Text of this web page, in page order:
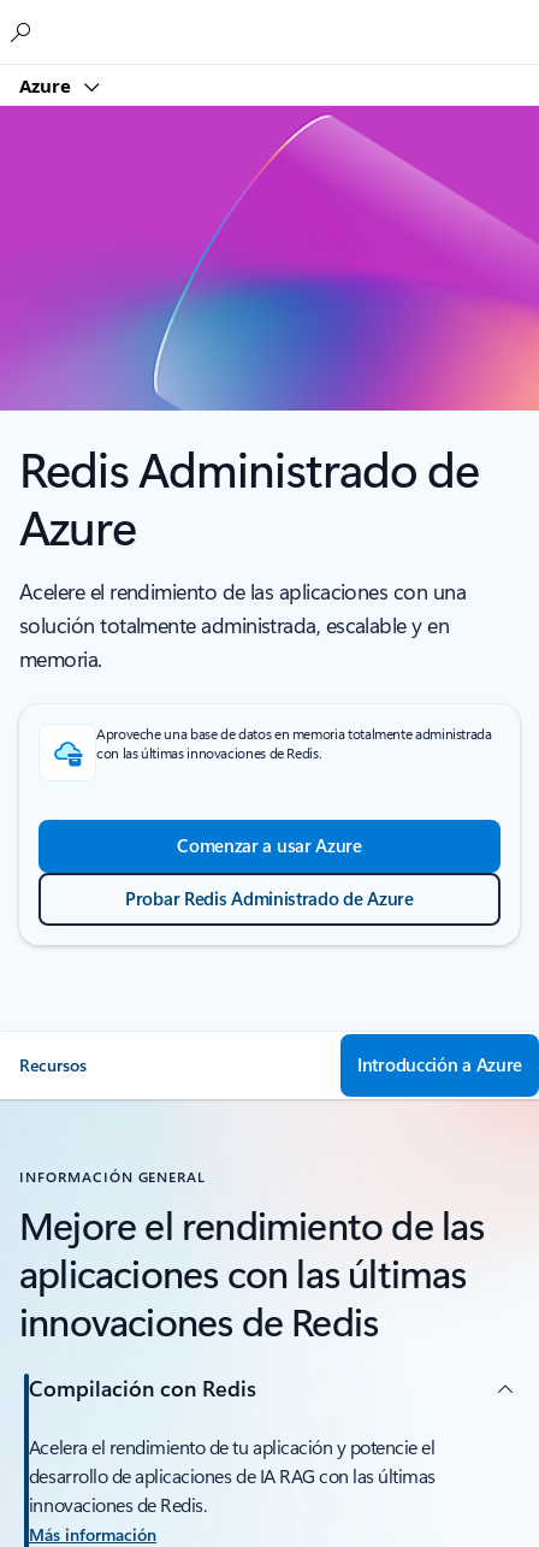
Azure
Redis Administrado de
Azure
Acelere el rendimiento de las aplicaciones con una
solución totalmente administrada, escalable y en
memoria.
Aproveche una base de datos en memoria totalmente administrada
con las últimas innovaciones de Redis.
Comenzar a usar Azure
Probar Redis Administrado de Azure
Recursos Introducción a Azure
INFORMACIÓN GENERAL
Mejore el rendimiento de las
aplicaciones con las últimas
innovaciones de Redis
Compilación con Redis
Acelera el rendimiento de tu aplicación y potencie el
desarrollo de aplicaciones de IA RAG con las últimas
innovaciones de Redis.
Más información